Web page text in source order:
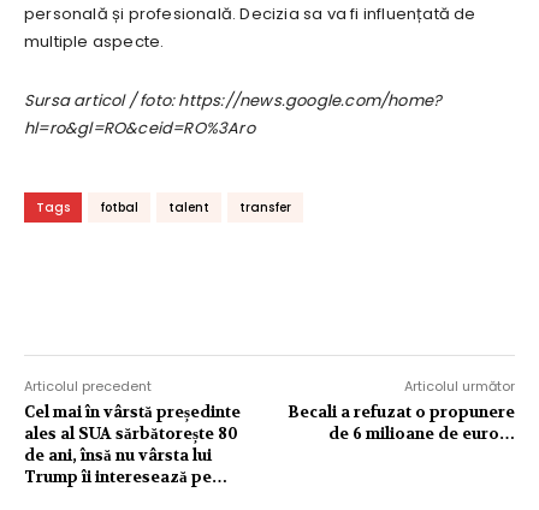
personală și profesională. Decizia sa va fi influențată de
multiple aspecte.
Sursa articol / foto: https://news.google.com/home?
hl=ro&gl=RO&ceid=RO%3Aro
Tags fotbal talent transfer
Articolul precedent
Cel mai în vârstă președinte
ales al SUA sărbătorește 80
de ani, însă nu vârsta lui
Trump îi interesează pe…
Articolul următor
Becali a refuzat o propunere
de 6 milioane de euro…